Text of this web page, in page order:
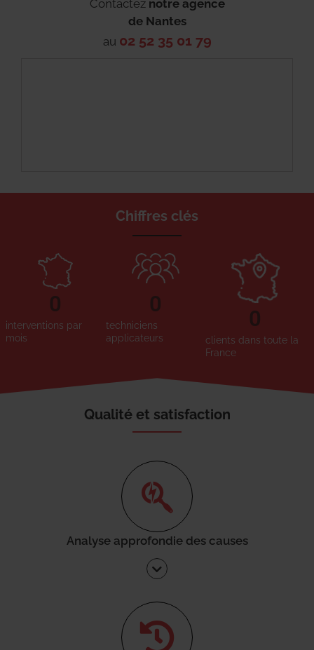
Contactez notre agence
de Nantes
au 02 52 35 01 79
Chiffres clés
interventions par
mois
0
techniciens
applicateurs
0
clients dans toute la
France
0
Qualité et satisfaction
Analyse approfondie des causes